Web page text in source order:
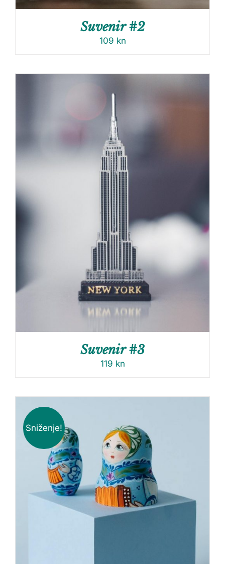
Suvenir #2
109 kn
Suvenir #3
119 kn
Sniženje!